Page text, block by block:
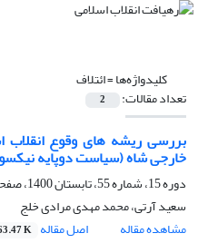
کلیدواژه‌ها =ائتلاف
تعداد مقالات: 2
بررسی ریشه های وقوع
خارجی شاه (سیاست دوپایه
دوره 15، شماره 55، تابستان 1400، صفحه
سعید آرتی، محمد مهدی مرادی خلج
مشاهده مقاله
اصل مقاله K